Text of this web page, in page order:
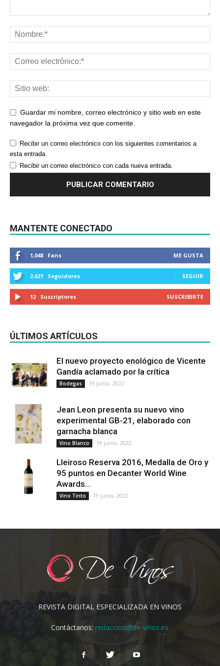
Guardar mi nombre, correo electrónico y sitio web en este
navegador la próxima vez que comente.
Recibir un correo electrónico con los siguientes comentarios a
esta entrada.
Recibir un correo electrónico con cada nueva entrada.
MANTENTE CONECTADO
1,048 Fans ME GUSTA
2,621 Seguidores SEGUIR
12 Suscriptores SUSCRIBIRTE
ÚLTIMOS ARTÍCULOS
El nuevo proyecto enológico de Vicente
Gandía aclamado por la crítica
Bodegas 19 junio, 2022
Jean Leon presenta su nuevo vino
experimental GB-21, elaborado con
garnacha blanca
Vino Blanco 19 junio, 2022
Lleiroso Reserva 2016, Medalla de Oro y
95 puntos en Decanter World Wine
Awards...
Vino Tinto 19 junio, 2022
REVISTA DIGITAL ESPECIALIZADA EN VINOS
Contáctanos:redaccion@de-vinos.es